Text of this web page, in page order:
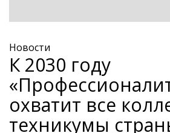
Новости
К 2030 году
охватит все
техникумы